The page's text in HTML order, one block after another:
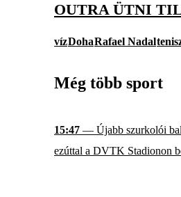
OUTRA ÜTNI
vízDohaRafael Nadal
Még több sport
15:47 — Újabb szurkolói
ezúttal a DVTK Stadionon